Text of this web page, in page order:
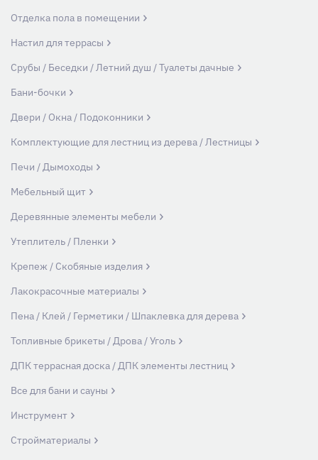
Отделка пола в помещении
Настил для террасы
Срубы / Беседки / Летний душ / Туалеты дачные
Бани-бочки
Двери / Окна / Подоконники
Комплектующие для лестниц из дерева / Лестницы
Печи / Дымоходы
Мебельный щит
Деревянные элементы мебели
Утеплитель / Пленки
Крепеж / Скобяные изделия
Лакокрасочные материалы
Пена / Клей / Герметики / Шпаклевка для дерева
Топливные брикеты / Дрова / Уголь
ДПК террасная доска / ДПК элементы лестниц
Все для бани и сауны
Инструмент
Стройматериалы